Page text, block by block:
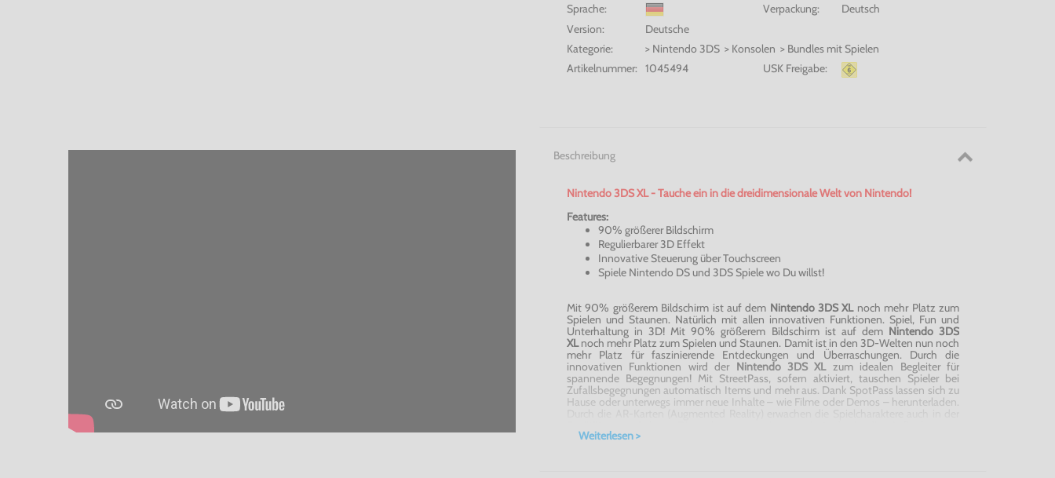
Sprache: Verpackung:
Deutsch
Version:
Deutsche
Kategorie:
> Nintendo 3DS > Konsolen > Bundles mit Spielen
Artikelnummer:
1045494 USK Freigabe:
Beschreibung
Nintendo 3DS XL - Tauche ein in die dreidimensionale Welt von Nintendo!
Features:
90% größerer Bildschirm
Regulierbarer 3D Effekt
Innovative Steuerung über Touchscreen
Spiele Nintendo DS und 3DS Spiele wo Du willst!
Mit 90% größerem Bildschirm ist auf dem Nintendo 3DS XLnoch mehr Platz zum
Spielen und Staunen. Natürlich mit allen innovativen Funktionen. Spiel, Fun und
Unterhaltung in 3D! Mit 90% größerem Bildschirm ist auf dem Nintendo 3DS
XLnoch mehr Platz zum Spielen und Staunen. Damit ist in den 3D-Welten nun noch
mehr Platz für faszinierende Entdeckungen und Überraschungen. Durch die
innovativen Funktionen wird der Nintendo 3DS XLzum idealen Begleiter für
spannende Begegnungen! Mit StreetPass, sofern aktiviert, tauschen Spieler bei
Zufallsbegegnungen automatisch Items und mehr aus. Dank SpotPass lassen sich zu
Hause oder unterwegs immer neue Inhalte – wie Filme oder Demos – herunterladen.
desNintendo 3DS XL
Weiterlesen >